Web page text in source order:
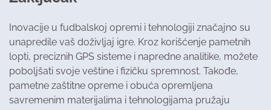
Inovacije u fudbalskoj opremi i tehnologiji značajno su
unapredile vaš doživljaj igre. Kroz korišćenje pametnih
lopti, preciznih GPS sisteme i napredne analitike, možete
poboljšati svoje veštine i fizičku spremnost. Takođe,
pametne zaštitne opreme i obuća opremljena
savremenim materijalima i tehnologijama pružaju